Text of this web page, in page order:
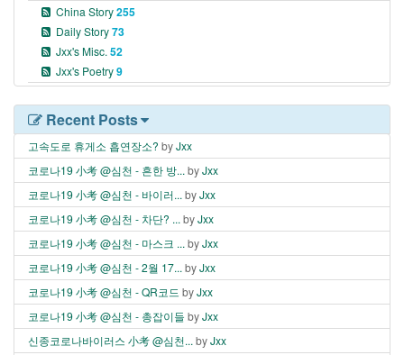
China Story255
Daily Story73
Jxx's Misc. 52
Jxx's Poetry9
Recent Posts
고속도로 휴게소 흡연장소? byJxx
코로나19 小考 @심천 - 흔한 방... byJxx
코로나19 小考 @심천 - 바이러... byJxx
코로나19 小考 @심천 - 차단? ... byJxx
코로나19 小考 @심천 - 마스크 ... byJxx
코로나19 小考 @심천 - 2월 17... byJxx
코로나19 小考 @심천 - QR코드 byJxx
코로나19 小考 @심천 - 총잡이들 byJxx
신종코로나바이러스 小考 @심천... byJxx